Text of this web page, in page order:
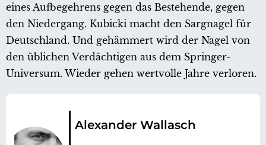
eines Aufbegehrens gegen das Bestehende, gegen
den Niedergang. Kubicki macht den Sargnagel für
Deutschland. Und gehämmert wird der Nagel von
den üblichen Verdächtigen aus dem Springer-
Universum. Wieder gehen wertvolle Jahre verloren.
Alexander Wallasch